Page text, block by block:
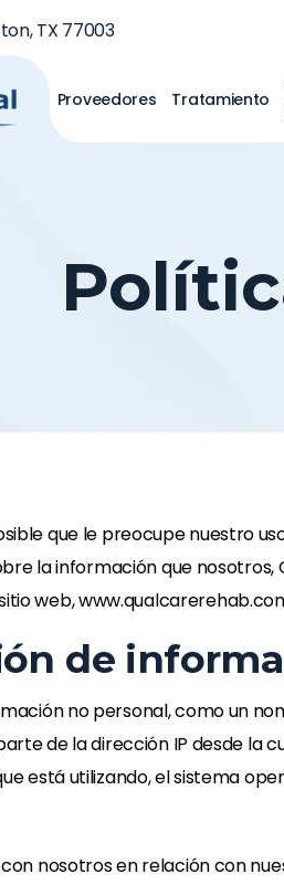
TX 77003
Proveedores Tratamiento
que le preocupe nuestro
la información que
web,
de
no personal, como un
de la dirección IP desde la
está utilizando, el sistema
nosotros en relación con